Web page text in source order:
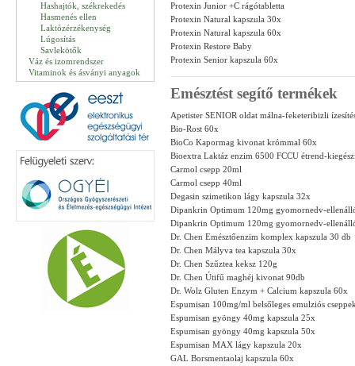
Hashajtók, székrekedés
Hasmenés ellen
Laktózérzékenység
Lúgosítás
Savlekötők
Váz és izomrendszer
Vitaminok és ásványi anyagok
Protexin Junior +C rágótabletta
Protexin Natural kapszula 30x
Protexin Natural kapszula 60x
Protexin Restore Baby
Protexin Senior kapszula 60x
Emésztést segítő termékek
Apetister SENIOR oldat málna-feketeribizli
Bio-Rost 60x
BioCo Kapormag kivonat krómmal 60x
Bioextra Laktáz enzim 6500 FCCU étrend-
Carmol csepp 20ml
Carmol csepp 40ml
Degasin szimetikon lágy kapszula 32x
Dipankrin Optimum 120mg gyomornedv-
Dipankrin Optimum 120mg gyomornedv-
Dr. Chen Emésztőenzim komplex kapszula 30 db
Dr. Chen Mályva tea kapszula 30x
Dr. Chen Szűztea keksz 120g
Dr. Chen Útifű maghéj kivonat 90db
Dr. Wolz Gluten Enzym + Calcium kapszula 60x
Espumisan 100mg/ml belsőleges emulziós
Espumisan gyöngy 40mg kapszula 25x
Espumisan gyöngy 40mg kapszula 50x
Espumisan MAX lágy kapszula 20x
GAL Borsmentaolaj kapszula 60x